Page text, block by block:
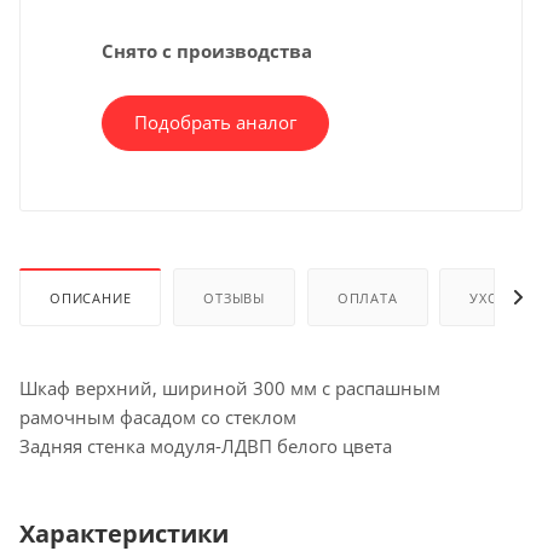
Снято с производства
Подобрать аналог
ОПИСАНИЕ ОТЗЫВЫ ОПЛАТА УХОД И
Шкаф верхний, шириной 300 мм с распашным
рамочным фасадом со стеклом
Задняя стенка модуля-ЛДВП белого цвета
Характеристики